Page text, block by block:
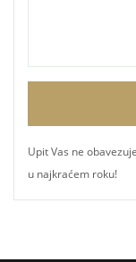
Upit Vas ne
u najkraćem roku!